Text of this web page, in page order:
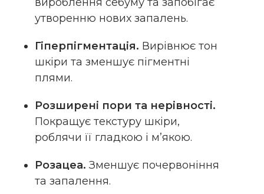
утворенню нових запалень.
Гіперпігментація. Вирівнює тон
шкіри та зменшує пігментні
плями.
Розширені пори та нерівності.
Покращує текстуру шкіри,
роблячи її гладкою і м’якою.
Розацеа. Зменшує почервоніння
та запалення.